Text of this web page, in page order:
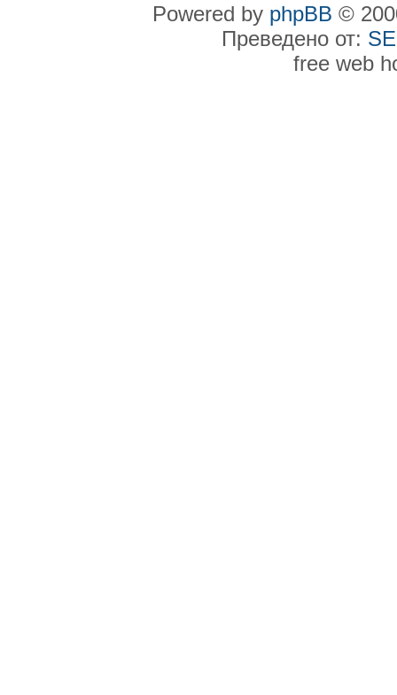
Powered by phpBB ©
Преведено от:
free web